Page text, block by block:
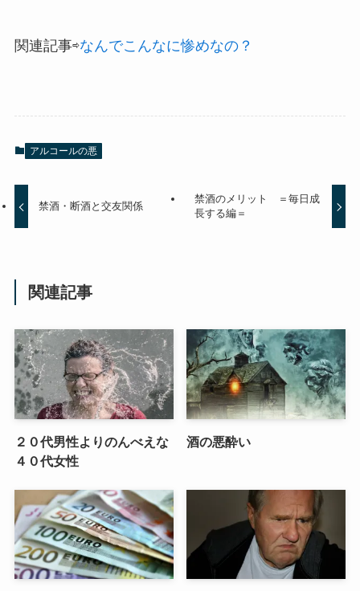
関連記事⇨なんでこんなに惨めなの？
アルコールの悪
禁酒・断酒と交友関係
禁酒のメリット ＝毎日成
長する編＝
関連記事
２０代男性よりのんべえな
４０代女性
酒の悪酔い